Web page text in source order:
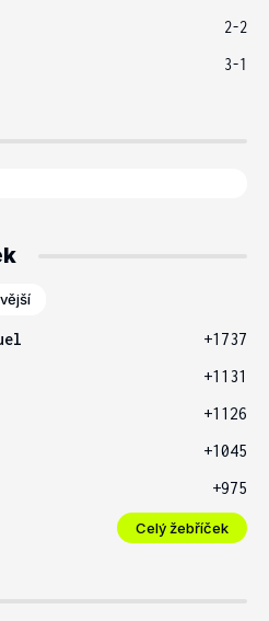
2-2
3-1
+1737
+1131
+1126
+1045
+975
Celý žebříček